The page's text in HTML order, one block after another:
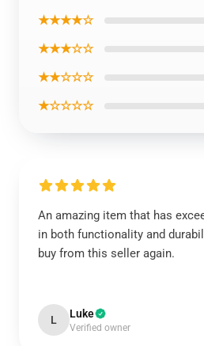
★★★★☆
★★★☆☆
★★☆☆☆
★☆☆☆☆
An amazing item that has
in both functionality and
buy from this seller again.
L Luke
Verified owner